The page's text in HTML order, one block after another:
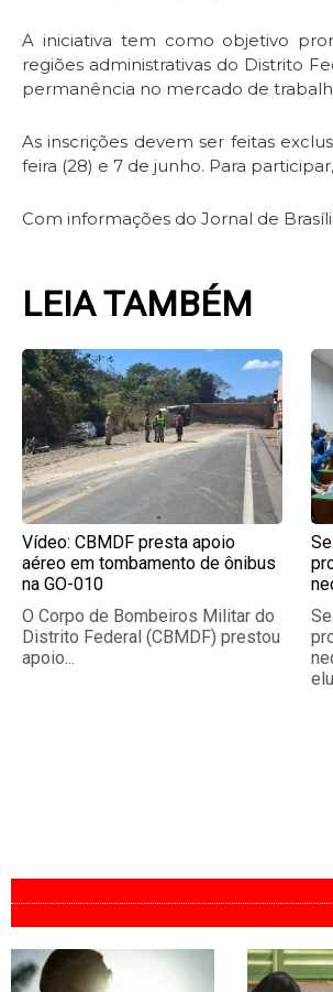
A iniciativa tem como objetivo
regiões administrativas do Distrito
permanência no mercado de
As inscrições devem ser feitas
feira (28) e 7 de junho. Para
Com informações do Jornal de
LEIA TAMBÉM
Vídeo: CBMDF presta apoio
aéreo em tombamento de ônibus
na GO-010
O Corpo de Bombeiros Militar do
Distrito Federal (CBMDF) prestou
apoio...